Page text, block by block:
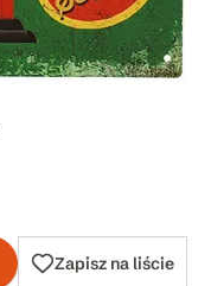
Zapisz na liście